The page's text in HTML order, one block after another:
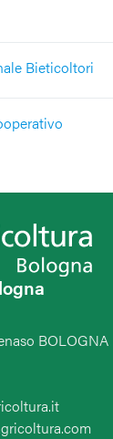
Bieticoltori
BOLOGNA